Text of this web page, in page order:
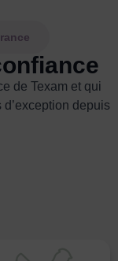
de Texam et qui
depuis